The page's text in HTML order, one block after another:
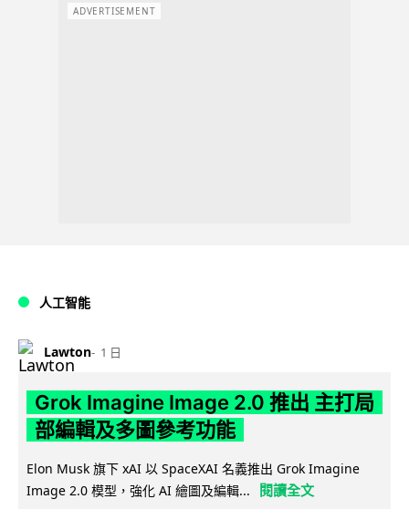
ADVERTISEMENT
人工智能
Lawton 1 日
Grok Imagine Image 2.0 推出 主打局
部編輯及多圖參考功能
Elon Musk 旗下 xAI 以 SpaceXAI 名義推出 Grok Imagine
Image 2.0 模型，強化 AI 繪圖及編輯...
閱讀全文